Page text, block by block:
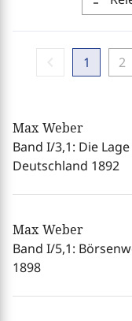
1 2
Max Weber
Band I/3,1: Die
Deutschland 1892
Max Weber
Band I/5,1:
1898